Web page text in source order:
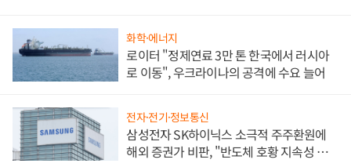
화학·에너지
로이터 "정제연료 3만 톤 한국에서 러시아
로 이동", 우크라이나의 공격에 수요 늘어
전자·전기·정보통신
삼성전자 SK하이닉스 소극적 주주환원에
해외 증권가 비판, "반도체 호황 지속성 의